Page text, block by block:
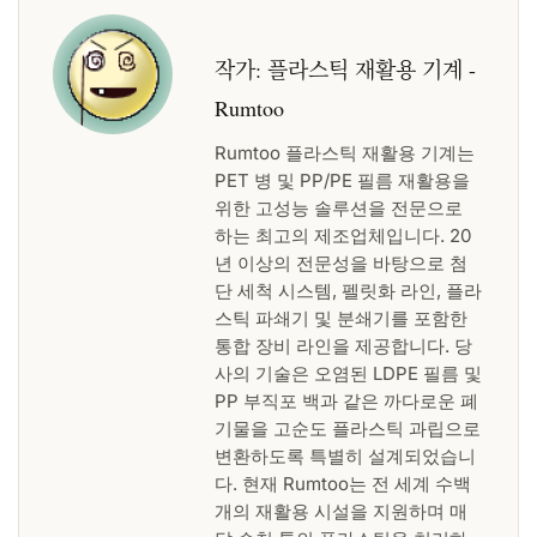
작가: 플라스틱 재활용 기계 -
Rumtoo
Rumtoo 플라스틱 재활용 기계는
PET 병 및 PP/PE 필름 재활용을
위한 고성능 솔루션을 전문으로
하는 최고의 제조업체입니다. 20
년 이상의 전문성을 바탕으로 첨
단 세척 시스템, 펠릿화 라인, 플라
스틱 파쇄기 및 분쇄기를 포함한
통합 장비 라인을 제공합니다. 당
사의 기술은 오염된 LDPE 필름 및
PP 부직포 백과 같은 까다로운 폐
기물을 고순도 플라스틱 과립으로
변환하도록 특별히 설계되었습니
다. 현재 Rumtoo는 전 세계 수백
개의 재활용 시설을 지원하며 매